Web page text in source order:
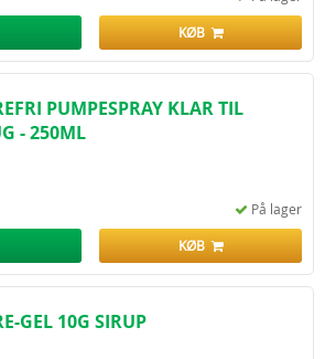
KØB
PUMPESPRAY KLAR TIL
- 250ML
På lager
KØB
GEL 10G SIRUP